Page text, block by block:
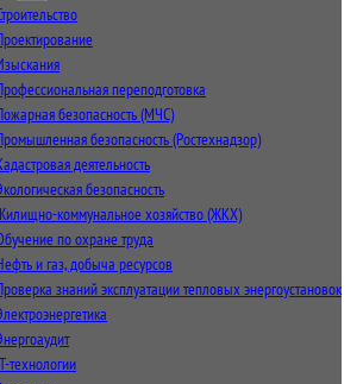
переподготовка
безопасность (МЧС)
безопасность (Ростехнадзор)
деятельность
безопасность
коммунальное хозяйство (ЖКХ)
по охране труда
и газ, добыча ресурсов
знаний эксплуатации тепловых энергоустановок
технологии